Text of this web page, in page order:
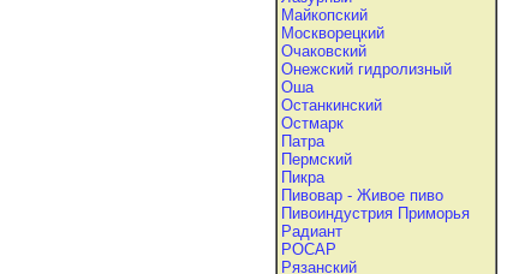
Майкопский
Москворецкий
Очаковский
Онежский гидролизный
Оша
Останкинский
Остмарк
Патра
Пермский
Пикра
Пивовар - Живое пиво
Пивоиндустрия Приморья
Радиант
РОСАР
Рязанский